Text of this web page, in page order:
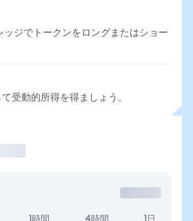
ッジでトークンをロングまたはショー
受動的所得を得ましょう。